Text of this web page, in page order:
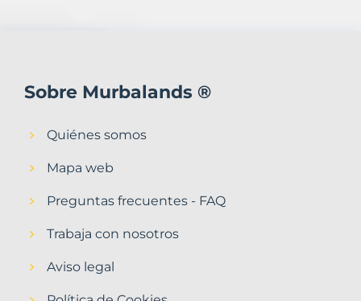
Sobre Murbalands ®
Quiénes somos
Mapa web
Preguntas frecuentes - FAQ
Trabaja con nosotros
Aviso legal